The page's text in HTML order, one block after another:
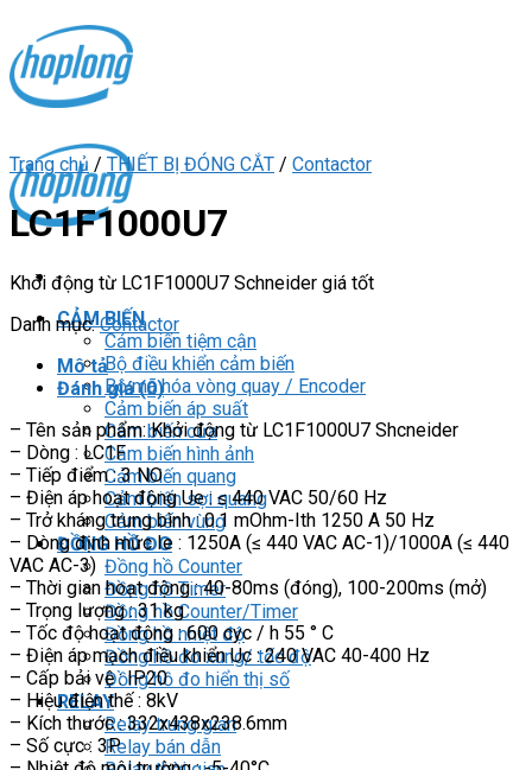
content
CẢM BIẾN
Cảm biến tiệm cận
Bộ điều khiển cảm biến
Bộ mã hóa vòng quay / Encoder
Cảm biến áp suất
Cảm biến cửa
Cảm biến hình ảnh
Cảm biến quang
Cảm biến sợi quang
Cảm biến vùng
ĐỒNG HỒ ĐO
Đồng hồ Counter
Đồng hồ Timer
Đồng hồ Counter/Timer
Đồng hồ nhiệt độ
Đồng hồ đo xung/ tốc độ
Đồng hồ đo hiển thị số
RELAY
Relay trung gian
Relay bán dẫn
Trang chủ / THIẾT BỊ ĐÓNG CẮT / Contactor
LC1F1000U7
Khởi động từ LC1F1000U7 Schneider giá tốt
Danh mục:Contactor
Mô tả
Đánh giá (0)
– Tên sản phẩm: Khởi động từ LC1F1000U7 Shcneider
– Dòng : LC1F
– Tiếp điểm : 3 NO
– Điện áp hoạt động Ue : ≤ 440 VAC 50/60 Hz
– Trở kháng trung bình : 0.1 mOhm-Ith 1250 A 50 Hz
– Dòng định mức Ie : 1250A (≤ 440 VAC AC-1)/1000A (≤ 440
VAC AC-3)
– Thời gian hoạt động : 40-80ms (đóng), 100-200ms (mở)
– Trọng lượng : 31 kg
– Tốc độ hoạt động : 600 cyc / h 55 ° C
– Điện áp mạch điều khiển Uc : 240 VAC 40-400 Hz
– Cấp bải vệ : IP20
– Hiệu điện thế : 8kV
– Kích thước : 332x438x238.6mm
– Số cực : 3P